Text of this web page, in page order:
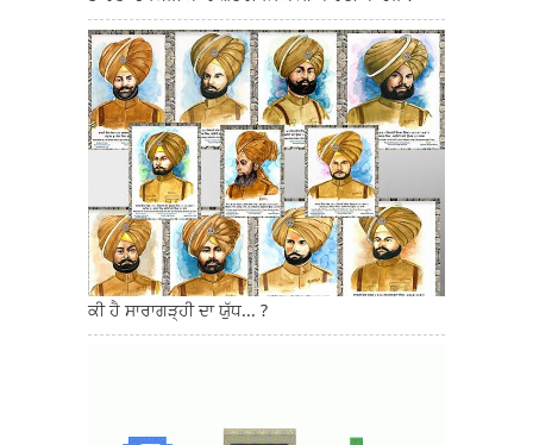
ਕੀ ਹੈ ਸਾਰਾਗੜ੍ਹੀ ਦਾ ਯੁੱਧ... ?